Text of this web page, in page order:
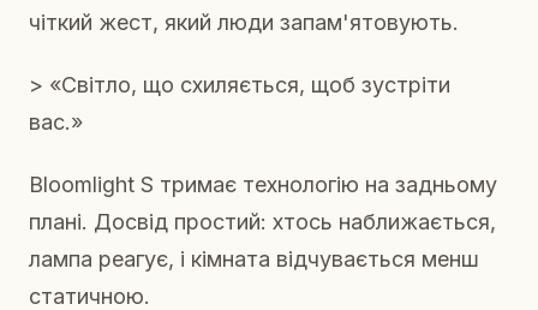
чіткий жест, який люди запам'ятовують.
> «Світло, що схиляється, щоб зустріти
вас.»
Bloomlight S тримає технологію на задньому
плані. Досвід простий: хтось наближається,
лампа реагує, і кімната відчувається менш
статичною.